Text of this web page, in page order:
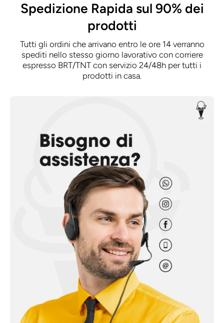
Spedizione Rapida sul 90% dei
prodotti
Tutti gli ordini che arrivano entro le ore 14 verranno
spediti nello stesso giorno lavorativo con corriere
espresso BRT/TNT con servizio 24/48h per tutti i
prodotti in casa.